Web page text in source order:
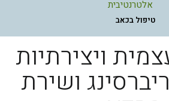
טיפול בכאב
ויצירתיות
ושירת